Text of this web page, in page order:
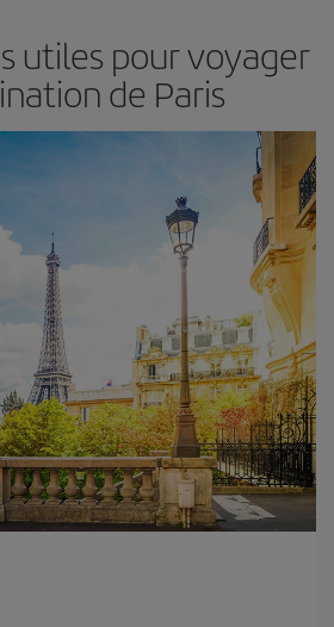
utiles pour voyager
de Paris